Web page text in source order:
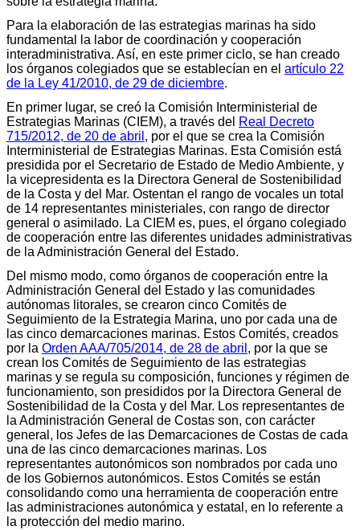
Para la elaboración de las estrategias marinas ha sido
fundamental la labor de coordinación y cooperación
interadministrativa. Así, en este primer ciclo, se han creado
los órganos colegiados que se establecían en el artículo 22
de la Ley 41/2010, de 29 de diciembre.
En primer lugar, se creó la Comisión Interministerial de
Estrategias Marinas (CIEM), a través del Real Decreto
715/2012, de 20 de abril , por el que se crea la Comisión
Interministerial de Estrategias Marinas. Esta Comisión está
presidida por el Secretario de Estado de Medio Ambiente, y
la vicepresidenta es la Directora General de Sostenibilidad
de la Costa y del Mar. Ostentan el rango de vocales un total
de 14 representantes ministeriales, con rango de director
general o asimilado. La CIEM es, pues, el órgano colegiado
de cooperación entre las diferentes unidades administrativas
de la Administración General del Estado.
Del mismo modo, como órganos de cooperación entre la
Administración General del Estado y las comunidades
autónomas litorales, se crearon cinco Comités de
Seguimiento de la Estrategia Marina, uno por cada una de
las cinco demarcaciones marinas. Estos Comités, creados
por la Orden AAA/705/2014, de 28 de abril , por la que se
crean los Comités de Seguimiento de las estrategias
marinas y se regula su composición, funciones y régimen de
funcionamiento, son presididos por la Directora General de
Sostenibilidad de la Costa y del Mar. Los representantes de
la Administración General de Costas son, con carácter
general, los Jefes de las Demarcaciones de Costas de cada
una de las cinco demarcaciones marinas. Los
representantes autonómicos son nombrados por cada uno
de los Gobiernos autonómicos. Estos Comités se están
consolidando como una herramienta de cooperación entre
las administraciones autonómica y estatal, en lo referente a
la protección del medio marino.